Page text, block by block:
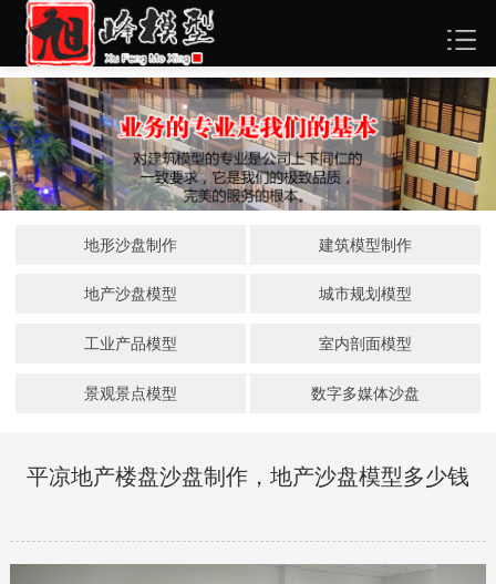
地形沙盘制作 建筑模型制作
地产沙盘模型 城市规划模型
工业产品模型 室内剖面模型
景观景点模型 数字多媒体沙盘
平凉地产楼盘沙盘制作，地产沙盘模型多少钱